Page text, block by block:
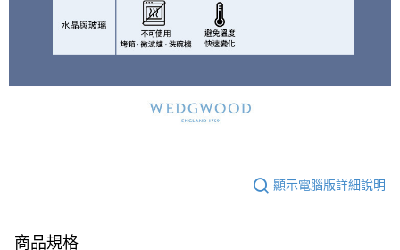
顯示電腦版詳細說明
商品規格